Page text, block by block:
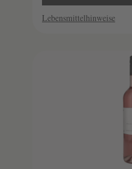
Lebensmittelhinweise